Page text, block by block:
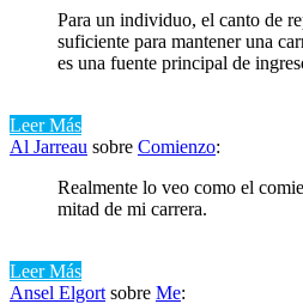
Para un individuo, el canto de
suficiente para mantener una
es una fuente principal de
Leer Más
Al Jarreau sobre Comienzo:
Realmente lo veo como el
mitad de mi carrera.
Leer Más
Ansel Elgort sobre Me: